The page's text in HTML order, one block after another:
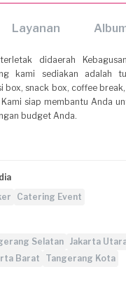
Layanan
didaerah
kami sediakan adalah
box, snack box, coffee
siap membantu Anda
budget Anda.
Catering Event
Selatan Jakarta
Barat Tangerang Kota